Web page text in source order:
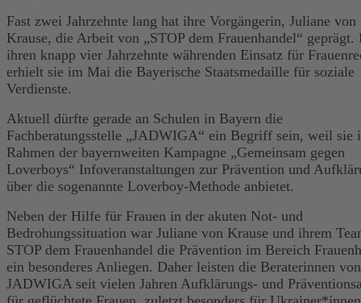
Fast zwei Jahrzehnte lang hat ihre Vorgängerin, Juliane von
Krause, die Arbeit von „STOP dem Frauenhandel“ geprägt.
ihren knapp vier Jahrzehnte währenden Einsatz für
erhielt sie im Mai die Bayerische Staatsmedaille für soziale
Verdienste.
Aktuell dürfte gerade an Schulen in Bayern die
Fachberatungsstelle „JADWIGA“ ein Begriff sein, weil sie
Rahmen der bayernweiten Kampagne „Gemeinsam gegen
Loverboys“ Infoveranstaltungen zur Prävention und
über die sogenannte Loverboy-Methode anbietet.
Neben der Hilfe für Frauen in der akuten Not- und
Bedrohungssituation war Juliane von Krause und ihrem
STOP dem Frauenhandel die Prävention im Bereich
ein besonderes Anliegen. Daher leisten die Beraterinnen von
JADWIGA seit vielen Jahren Aufklärungs- und